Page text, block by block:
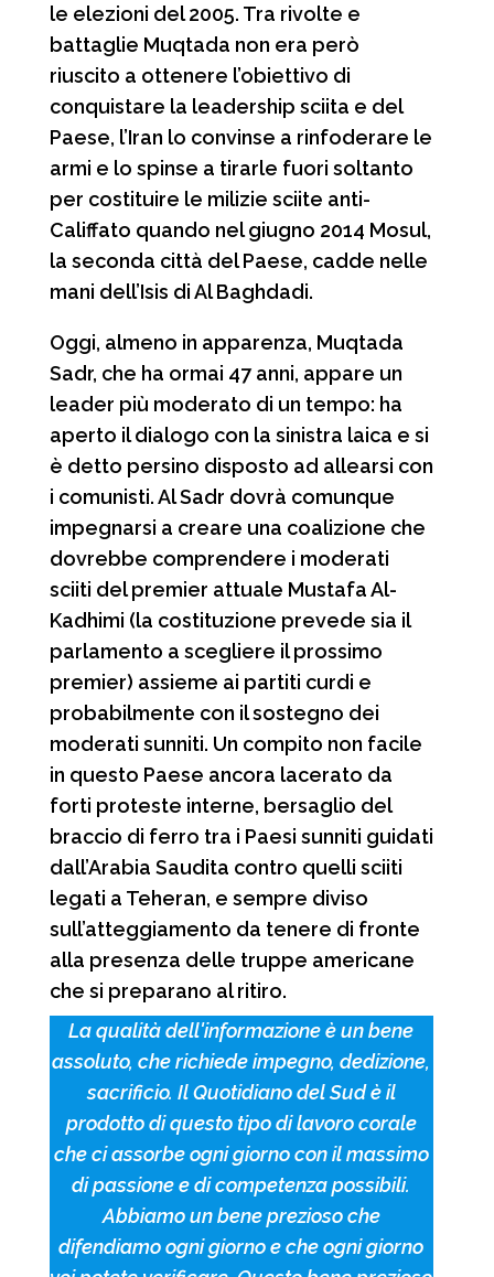
le elezioni del 2005. Tra rivolte e
battaglie Muqtada non era però
riuscito a ottenere l’obiettivo di
conquistare la leadership sciita e del
Paese, l’Iran lo convinse a rinfoderare le
armi e lo spinse a tirarle fuori soltanto
per costituire le milizie sciite anti-
Califfato quando nel giugno 2014 Mosul,
la seconda città del Paese, cadde nelle
mani dell’Isis di Al Baghdadi.
Oggi, almeno in apparenza, Muqtada
Sadr, che ha ormai 47 anni, appare un
leader più moderato di un tempo: ha
aperto il dialogo con la sinistra laica e si
è detto persino disposto ad allearsi con
i comunisti. Al Sadr dovrà comunque
impegnarsi a creare una coalizione che
dovrebbe comprendere i moderati
sciiti del premier attuale Mustafa Al-
Kadhimi (la costituzione prevede sia il
parlamento a scegliere il prossimo
premier) assieme ai partiti curdi e
probabilmente con il sostegno dei
moderati sunniti. Un compito non facile
in questo Paese ancora lacerato da
forti proteste interne, bersaglio del
braccio di ferro tra i Paesi sunniti guidati
dall’Arabia Saudita contro quelli sciiti
legati a Teheran, e sempre diviso
sull’atteggiamento da tenere di fronte
alla presenza delle truppe americane
che si preparano al ritiro.
La qualità dell'informazione è un bene
assoluto, che richiede impegno, dedizione,
sacrificio. Il Quotidiano del Sud è il
prodotto di questo tipo di lavoro corale
che ci assorbe ogni giorno con il massimo
di passione e di competenza possibili.
Abbiamo un bene prezioso che
difendiamo ogni giorno e che ogni giorno